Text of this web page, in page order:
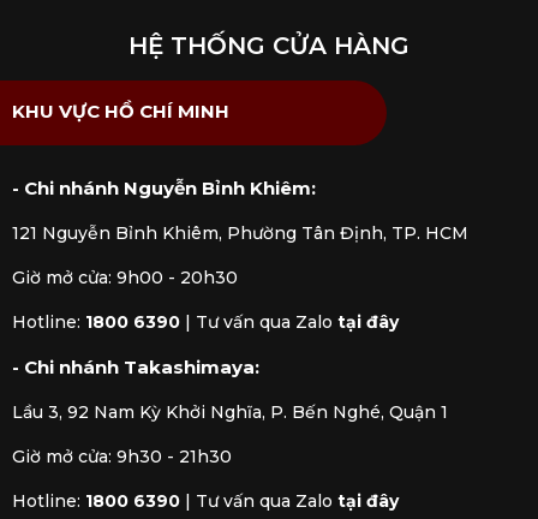
HỆ THỐNG CỬA HÀNG
KHU VỰC HỒ CHÍ MINH
- Chi nhánh Nguyễn Bỉnh Khiêm:
121 Nguyễn Bỉnh Khiêm, Phường Tân Định, TP. HCM
Giờ mở cửa: 9h00 - 20h30
Hotline: 1800 6390 | Tư vấn qua Zalo tại đây
- Chi nhánh Takashimaya:
Lầu 3, 92 Nam Kỳ Khởi Nghĩa, P. Bến Nghé, Quận 1
Giờ mở cửa: 9h30 - 21h30
Hotline: 1800 6390 | Tư vấn qua Zalo tại đây